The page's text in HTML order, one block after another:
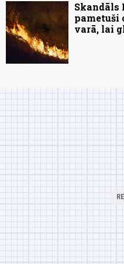
Skandāls
pametuši
varā, lai